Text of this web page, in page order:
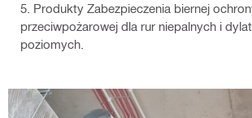
5. Produkty Zabezpieczenia biernej
przeciwpożarowej dla rur niepalnych i
poziomych.